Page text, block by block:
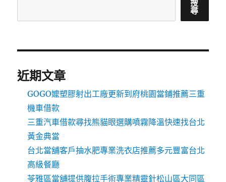
搜
尋
近期文章
GOGO嬤塑膠射出工廠更新到府桃園當鋪推薦三重
機車借款
三重汽車借款尋找熊貓眼選購噴霧降溫快速找台北
黃金典當
台北當舖客戶抽水肥專業洗衣店推薦多元豐富台北
高級餐廳
苓雅區當舖提供腹拉手術專業精靈針松山區大同區